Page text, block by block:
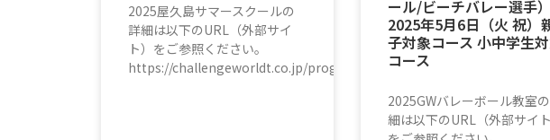
2025屋久島サマースクールの
詳細は以下のURL（外部サイ
ト）をご参照ください。
https://challengeworldt.co.jp/program/yakushima/
ール/ビーチバレー選手）
2025年5月6日（火 祝）
子対象コース 小中学生
コース
2025GWバレーボール教室
細は以下のURL（外部サイト